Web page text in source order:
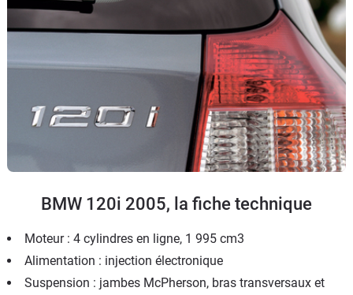
BMW 120i 2005, la fiche technique
Moteur : 4 cylindres en ligne, 1 995 cm3
Alimentation : injection électronique
Suspension : jambes McPherson, bras transversaux et